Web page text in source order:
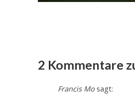
2 Kommentare
Francis Mo sagt: